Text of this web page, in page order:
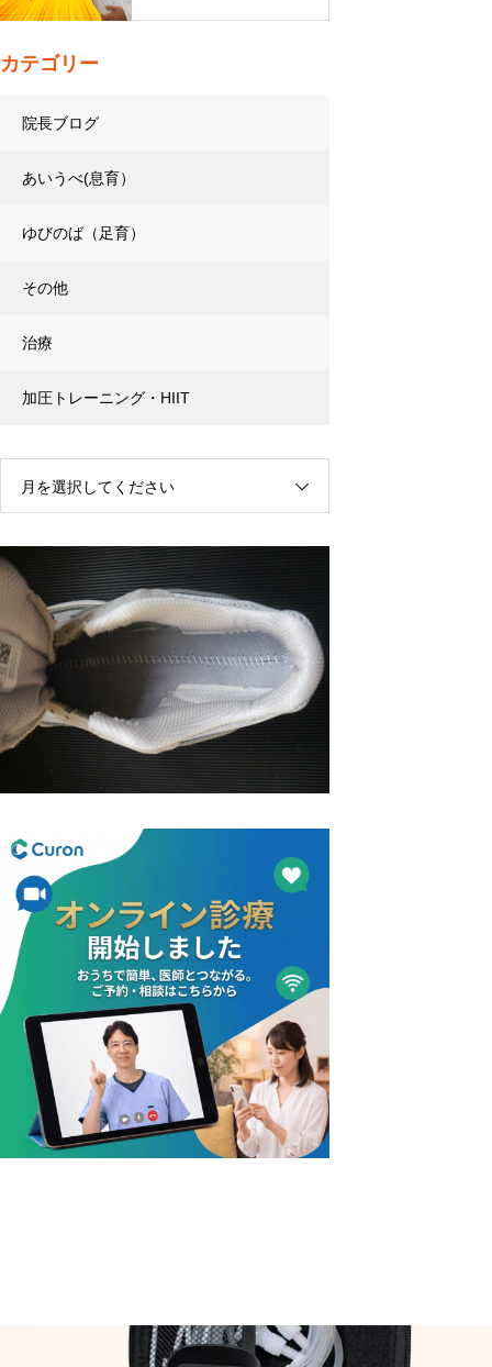
カテゴリー
院長ブログ
あいうべ(息育）
ゆびのば（足育）
その他
治療
加圧トレーニング・HIIT
月を選択してください